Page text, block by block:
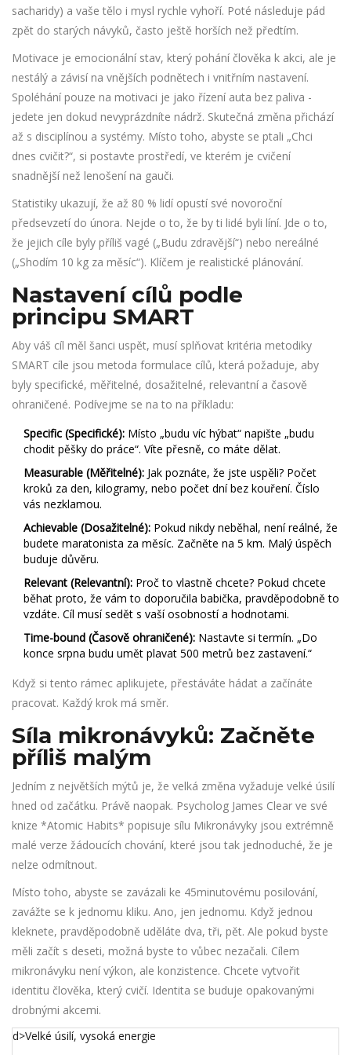
sacharidy) a vaše tělo i mysl rychle vyhoří. Poté následuje pád
zpět do starých návyků, často ještě horších než předtím.
Motivace je emocionální stav, který pohání člověka k akci, ale je
nestálý a závisí na vnějších podnětech i vnitřním nastavení.
Spoléhání pouze na motivaci je jako řízení auta bez paliva -
jedete jen dokud nevyprázdníte nádrž. Skutečná změna přichází
až s disciplínou a systémy. Místo toho, abyste se ptali „Chci
dnes cvičit?“, si postavte prostředí, ve kterém je cvičení
snadnější než lenošení na gauči.
Statistiky ukazují, že až 80 % lidí opustí své novoroční
předsevzetí do února. Nejde o to, že by ti lidé byli líní. Jde o to,
že jejich cíle byly příliš vagé („Budu zdravější“) nebo nereálné
(„Shodím 10 kg za měsíc“). Klíčem je realistické plánování.
Nastavení cílů podle
principu SMART
Aby váš cíl měl šanci uspět, musí splňovat kritéria metodiky
SMART cíle jsou metoda formulace cílů, která požaduje, aby
byly specifické, měřitelné, dosažitelné, relevantní a časově
ohraničené. Podívejme se na to na příkladu:
Specific (Specifické): Místo „budu víc hýbat“ napište „budu
chodit pěšky do práce“. Víte přesně, co máte dělat.
Measurable (Měřitelné): Jak poznáte, že jste uspěli? Počet
kroků za den, kilogramy, nebo počet dní bez kouření. Číslo
vás nezklamou.
Achievable (Dosažitelné): Pokud nikdy neběhal, není reálné, že
budete maratonista za měsíc. Začněte na 5 km. Malý úspěch
buduje důvěru.
Relevant (Relevantní): Proč to vlastně chcete? Pokud chcete
běhat proto, že vám to doporučila babička, pravděpodobně to
vzdáte. Cíl musí sedět s vaší osobností a hodnotami.
Time-bound (Časově ohraničené): Nastavte si termín. „Do
konce srpna budu umět plavat 500 metrů bez zastavení.“
Když si tento rámec aplikujete, přestáváte hádat a začínáte
pracovat. Každý krok má směr.
Síla mikronávyků: Začněte
příliš malým
Jedním z největších mýtů je, že velká změna vyžaduje velké úsilí
hned od začátku. Právě naopak. Psycholog James Clear ve své
knize *Atomic Habits* popisuje sílu Mikronávyky jsou extrémně
malé verze žádoucích chování, které jsou tak jednoduché, že je
nelze odmítnout.
Místo toho, abyste se zavázali ke 45minutovému posilování,
zavážte se k jednomu kliku. Ano, jen jednomu. Když jednou
kleknete, pravděpodobně uděláte dva, tři, pět. Ale pokud byste
měli začít s deseti, možná byste to vůbec nezačali. Cílem
mikronávyku není výkon, ale konzistence. Chcete vytvořit
identitu člověka, který cvičí. Identita se buduje opakovanými
drobnými akcemi.
d>Velké úsilí, vysoká energie